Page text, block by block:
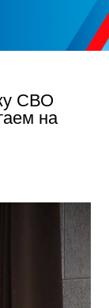
СВО
на